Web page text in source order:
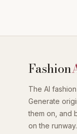
Fashion
The AI
Generate
them on, and
on the runway.